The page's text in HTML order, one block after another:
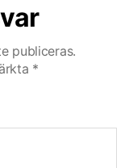
publiceras.
*